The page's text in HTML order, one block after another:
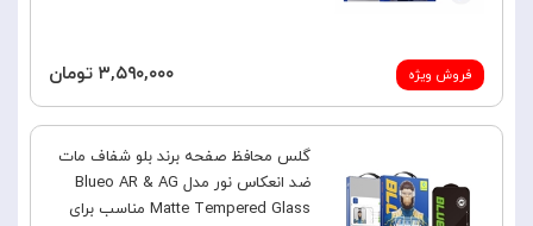
فروش ویژه ۳,۵۹۰,۰۰۰ تومان
گلس محافظ صفحه برند بلو شفاف مات
ضد انعکاس نور مدل Blueo AR & AG
Matte Tempered Glass مناسب برای